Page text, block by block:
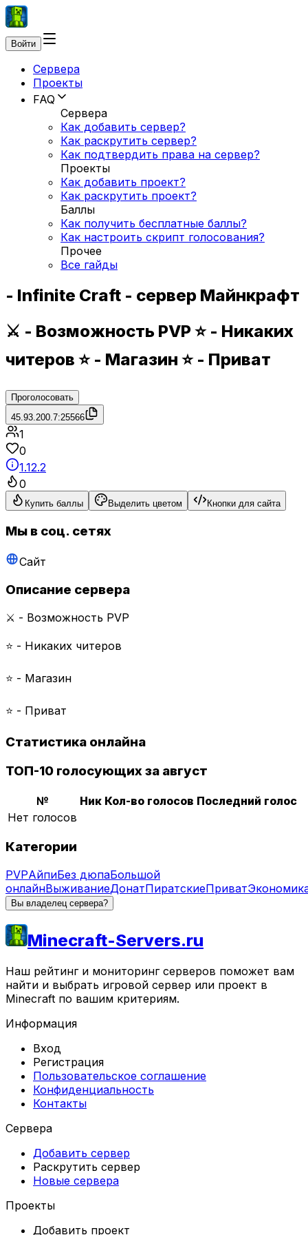
Войти
Сервера
Проекты
FAQ
Сервера
Как добавить сервер?
Как раскрутить сервер?
Как подтвердить права на сервер?
Проекты
Как добавить проект?
Как раскрутить проект?
Баллы
Как получить бесплатные баллы?
Как настроить скрипт голосования?
Прочее
Все гайды
- Infinite Craft - сервер Майнкрафт
⚔️ - Возможность PVP ⭐️ - Никаких
читеров ⭐️ - Магазин ⭐️ - Приват
Проголосовать
45.93.200.7:25566
1
0
1.12.2
0
Купить баллы Выделить цветом Кнопки для сайта
Мы в соц. сетях
Сайт
Описание сервера
⚔️ - Возможность PVP
⭐️ - Никаких читеров
⭐️ - Магазин
⭐️ - Приват
Статистика онлайна
ТОП-10 голосующих за август
№ Ник Кол-во голосов Последний голос
Нет голосов
Категории
PVPАйпиБез дюпаБольшой
онлайнВыживаниеДонатПиратскиеПриват
Вы владелец сервера?
Minecraft-Servers.ru
Наш рейтинг и мониторинг серверов поможет вам
найти и выбрать игровой сервер или проект в
Minecraft по вашим критериям.
Информация
Вход
Регистрация
Пользовательское соглашение
Конфиденциальность
Контакты
Сервера
Добавить сервер
Раскрутить сервер
Новые сервера
Проекты
Добавить проект